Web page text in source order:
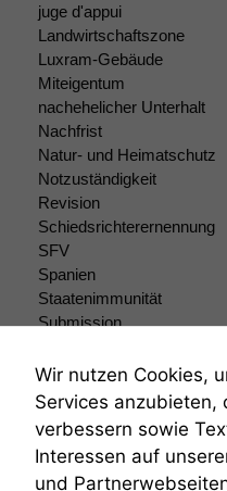
juge d'appui
Landwirtschaftszone
Luxram-Gebäude
Miteigentum
nachehelicher Unterhalt
Nachfrist
Natur- und Heimatschutz
Notzuständigkeit
Revision
Schiedsrichterernennung
SFV
Spanien
Staatenimmunität
Submission
Teilungsklage
Venezuela
VRK
Zivilprozessordnung
Wir nutzen Cookies,
Services anzubieten,
verbessern sowie
Interessen auf
und